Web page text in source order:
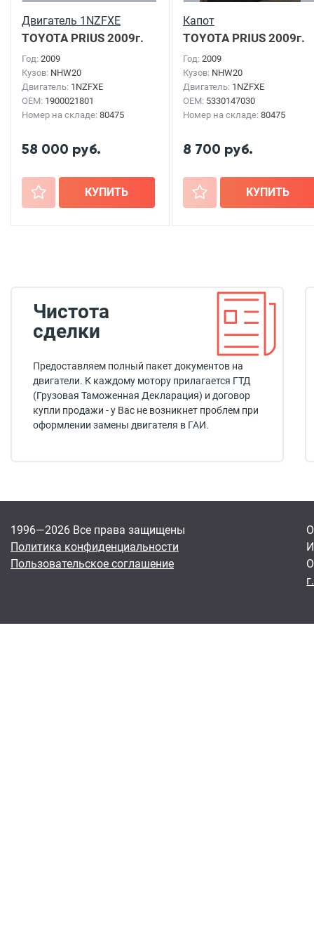
Двигатель 1NZFXE
TOYOTA PRIUS 2009г.
Год: 2009
Кузов: NHW20
Двигатель: 1NZFXE
OEM: 1900021801
Номер на складе: 80475
58 000 руб.
+ КУПИТЬ
Капот
TOYOTA PRIUS 2009г.
Год: 2009
Кузов: NHW20
Двигатель: 1NZFXE
OEM: 5330147030
Номер на складе: 80475
8 700 руб.
+ КУПИТЬ
Чистота
сделки
Предоставляем полный пакет документов на
двигатели. К каждому мотору прилагается ГТД
(Грузовая Таможенная Декларация) и договор
купли продажи - у Вас не возникнет проблем при
оформлении замены двигателя в ГАИ.
1996—2026 Все права защищены
Политика конфиденциальности
Пользовательское соглашение